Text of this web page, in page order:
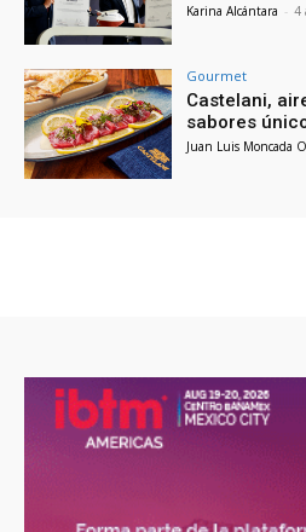
Karina Alcántara - 4
Gourmet
Castelani,
sabores
Juan Luis Moncada O.